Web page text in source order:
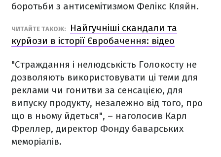
боротьби з антисемітизмом Фелікс Кляйн.
ЧИТАЙТЕ ТАКОЖ:
Найгучніші скандали та
курйози в історії Євробачення: відео
"Страждання і нелюдськість Голокосту не
дозволяють використовувати ці теми для
реклами чи гонитви за сенсацією, для
випуску продукту, незалежно від того, про
що в ньому йдеться", – наголосив Карл
Фреллер, директор Фонду баварських
меморіалів.